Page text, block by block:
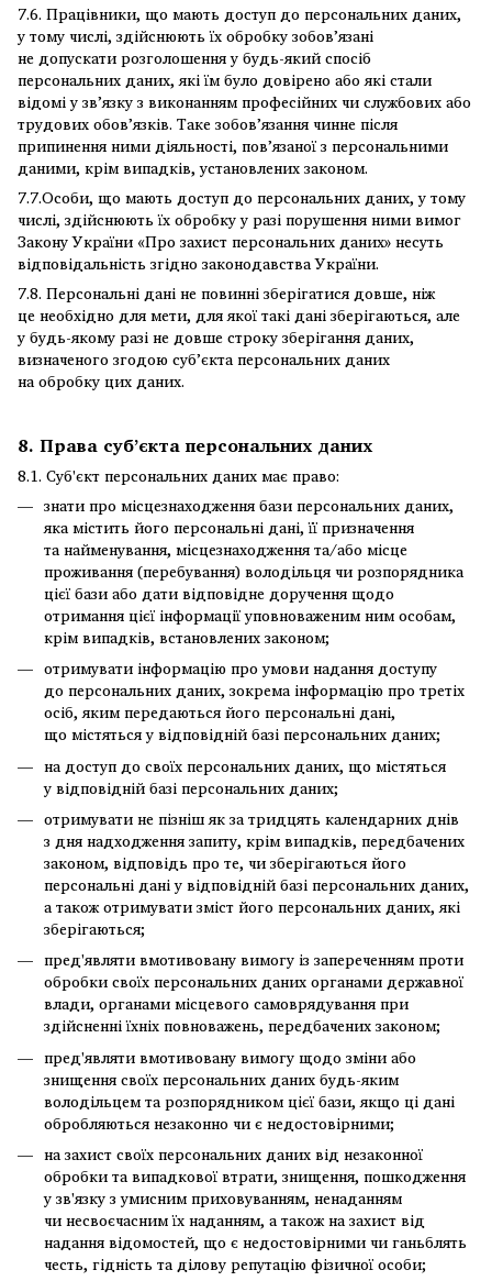
7.6. Працівники, що мають доступ до персональних даних,
у тому числі, здійснюють їх обробку зобов’язані
не допускати розголошення у будь-який спосіб
персональних даних, які їм було довірено або які стали
відомі у зв’язку з виконанням професійних чи службових або
трудових обов’язків. Таке зобов’язання чинне після
припинення ними діяльності, пов’язаної з персональними
даними, крім випадків, установлених законом.
7.7.Особи, що мають доступ до персональних даних, у тому
числі, здійснюють їх обробку у разі порушення ними вимог
Закону України «Про захист персональних даних» несуть
відповідальність згідно законодавства України.
7.8. Персональні дані не повинні зберігатися довше, ніж
це необхідно для мети, для якої такі дані зберігаються, але
у будь-якому разі не довше строку зберігання даних,
визначеного згодою суб’єкта персональних даних
на обробку цих даних.
8. Права суб’єкта персональних даних
8.1. Суб'єкт персональних даних має право:
знати про місцезнаходження бази персональних даних,
яка містить його персональні дані, її призначення
та найменування, місцезнаходження та/або місце
проживання (перебування) володільця чи розпорядника
цієї бази або дати відповідне доручення щодо
отримання цієї інформації уповноваженим ним особам,
крім випадків, встановлених законом;
отримувати інформацію про умови надання доступу
до персональних даних, зокрема інформацію про третіх
осіб, яким передаються його персональні дані,
що містяться у відповідній базі персональних даних;
на доступ до своїх персональних даних, що містяться
у відповідній базі персональних даних;
отримувати не пізніш як за тридцять календарних днів
з дня надходження запиту, крім випадків, передбачених
законом, відповідь про те, чи зберігаються його
персональні дані у відповідній базі персональних даних,
а також отримувати зміст його персональних даних, які
зберігаються;
пред'являти вмотивовану вимогу із запереченням проти
обробки своїх персональних даних органами державної
влади, органами місцевого самоврядування при
здійсненні їхніх повноважень, передбачених законом;
пред'являти вмотивовану вимогу щодо зміни або
знищення своїх персональних даних будь-яким
володільцем та розпорядником цієї бази, якщо ці дані
обробляються незаконно чи є недостовірними;
на захист своїх персональних даних від незаконної
обробки та випадкової втрати, знищення, пошкодження
у зв'язку з умисним приховуванням, ненаданням
чи несвоєчасним їх наданням, а також на захист від
надання відомостей, що є недостовірними чи ганьблять
честь, гідність та ділову репутацію фізичної особи;